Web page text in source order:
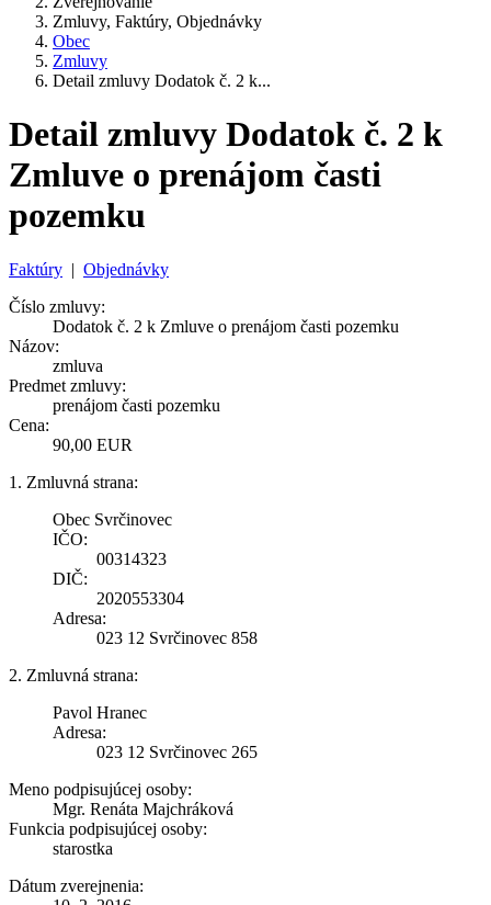
Zmluvy, Faktúry, Objednávky
Obec
Zmluvy
Detail zmluvy Dodatok č. 2 k...
Detail zmluvy Dodatok č. 2 k
Zmluve o prenájom časti
pozemku
Faktúry | Objednávky
Číslo zmluvy:
Dodatok č. 2 k Zmluve o prenájom časti pozemku
Názov:
zmluva
Predmet zmluvy:
prenájom časti pozemku
Cena:
90,00 EUR
1. Zmluvná strana:
Obec Svrčinovec
IČO:
00314323
DIČ:
2020553304
Adresa:
023 12 Svrčinovec 858
2. Zmluvná strana:
Pavol Hranec
Adresa:
023 12 Svrčinovec 265
Meno podpisujúcej osoby:
Mgr. Renáta Majchráková
Funkcia podpisujúcej osoby:
starostka
Dátum zverejnenia: